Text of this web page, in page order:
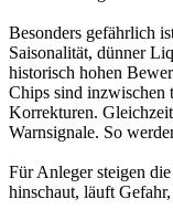
Besonders gefährlich
Saisonalität, dünner
historisch hohen
Chips sind inzwischen
Korrekturen.
Warnsignale. So
Für Anleger steigen
hinschaut, läuft